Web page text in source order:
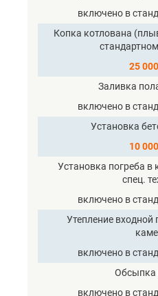
включено в
Копка котлована
25 000
Заливка
включено в
Установка
10 000
Установка погреба
спец.
включено в
Утепление входной
включено в
Обсыпка
включено в